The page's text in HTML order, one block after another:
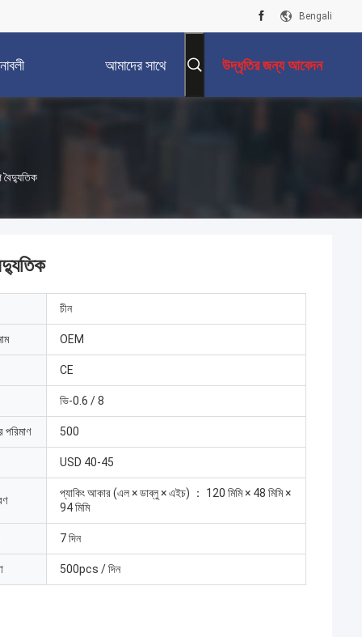
Bengali
আমাদের সাথে উদ্ধৃতির জন্য আবেদন
বৈদ্যুতিক
চীন
OEM
CE
ভি-0.6 / 8
পরিমাণ 500
USD 40-45
প্যাকিং আকার (এল × ডাব্লু × এইচ) ： 120 মিমি × 48 মিমি ×
94 মিমি
7 দিন
500pcs / দিন